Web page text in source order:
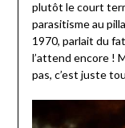
plutôt le court
parasitisme au
1970, parlait du
l’attend encore !
pas, c’est juste